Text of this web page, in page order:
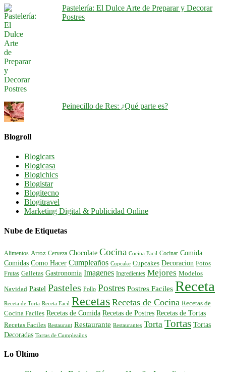
Pastelería: El Dulce Arte de Preparar y Decorar
Postres
Peinecillo de Res: ¿Qué parte es?
Blogroll
Blogicars
Blogicasa
Blogichics
Blogistar
Blogitecno
Blogitravel
Marketing Digital & Publicidad Online
Nube de Etiquetas
Alimentos Arroz Cerveza Chocolate Cocina Cocina Facil Cocinar Comida
Comidas Como Hacer Cumpleaños Cupcake Cupcakes Decoracion Fotos
Frutas Galletas Gastronomia Imagenes Ingredientes Mejores Modelos
Navidad Pastel Pasteles Pollo Postres Postres Faciles Receta
Receta de Torta Receta Facil Recetas Recetas de Cocina Recetas de
Cocina Faciles Recetas de Comida Recetas de Postres Recetas de Tortas
Recetas Faciles Restaurant Restaurante Restaurantes Torta Tortas Tortas
Decoradas Tortas de Cumpleaños
Lo Último